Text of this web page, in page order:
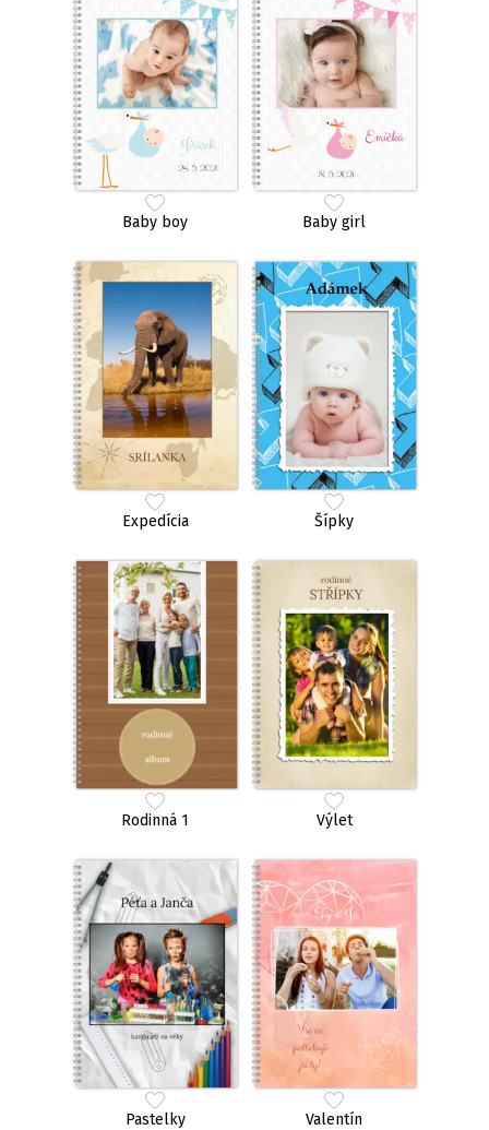
Baby boy Baby girl
Expedícia Šípky
Rodinná 1 Výlet
Pastelky Valentín